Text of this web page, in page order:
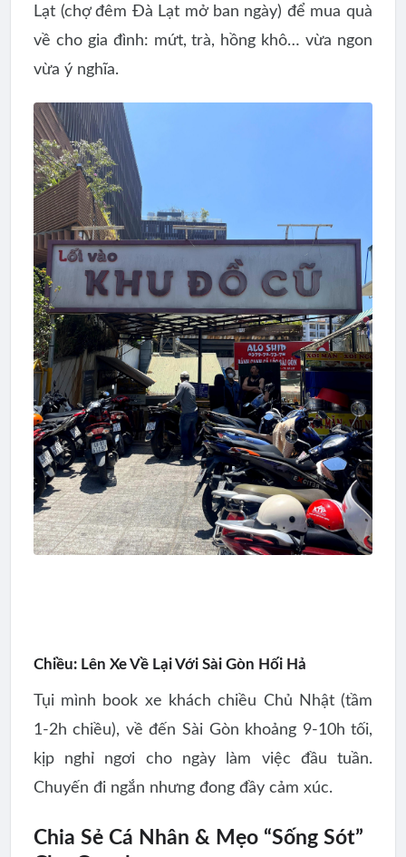
Lạt(chợ đêm Đà Lạt mở ban ngày) để mua quà
về cho gia đình: mứt, trà, hồng khô… vừa ngon
vừa ý nghĩa.
Chiều: Lên Xe Về Lại Với Sài Gòn Hối Hả
Tụi mình book xe khách chiều Chủ Nhật (tầm
1-2h chiều), về đến Sài Gòn khoảng 9-10h tối,
kịp nghỉ ngơi cho ngày làm việc đầu tuần.
Chuyến đi ngắn nhưng đong đầy cảm xúc.
Chia Sẻ Cá Nhân & Mẹo “Sống Sót”